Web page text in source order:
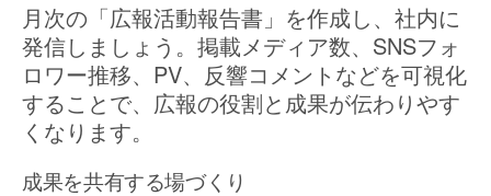
月次の「広報活動報告書」を作成し、社内に
発信しましょう。掲載メディア数、SNSフォ
ロワー推移、PV、反響コメントなどを可視化
することで、広報の役割と成果が伝わりやす
くなります。
成果を共有する場づくり